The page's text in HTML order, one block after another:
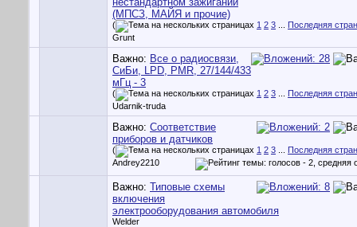
(МПСЗ, МАЙЯ и прочие)
( 1 2 3
Последняя
Grunt
Важно: Все о радиосвязи,
СиБи, LPD, PMR, 27/144/433
мГц - 3
( 1 2 3
Последняя
Udarnik-truda
Важно: Соответствие
приборов и датчиков
( 1 2 3
Последняя
Andrey2210
Важно: Типовые схемы
включения
электрооборудования автомобиля
Welder